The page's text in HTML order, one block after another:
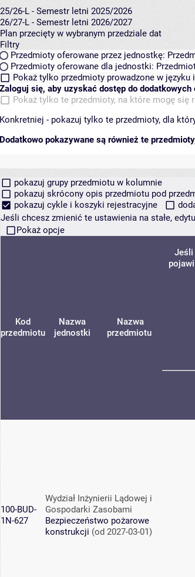
25/26-L - Semestr letni 2025/2026
26/27-L - Semestr letni 2026/2027
Plan przecięty w wybranym przedziale dat
Filtry
Przedmioty oferowane przez jednostkę:
Przedmioty oferowane dla jednostki:
Pokaż tylko przedmioty prowadzone w języku
Zaloguj się, aby uzyskać dostęp do dodatkowych
Pokaż tylko te przedmioty, na które mogę się
Konkretniej - pokazuj tylko te przedmioty, dla
Dodatkowo pokazywane są również te
pokazuj grupy przedmiotu w kolumnie
pokazuj skrócony opis przedmiotu pod
pokazuj cykle i koszyki rejestracyjne
Jeśli chcesz zmienić te ustawienia na stałe,
Pokaż opcje
Kod
przedmiotu
Nazwa
jednostki
Nazwa
przedmiotu
Jeśli
100-BUD-
1N-627
Wydział Inżynierii Lądowej i
Gospodarki Zasobami
Bezpieczeństwo pożarowe
konstrukcji (od 2027-03-01)